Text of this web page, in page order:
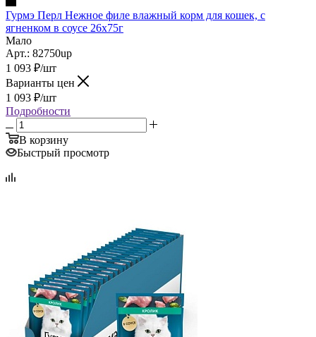
Гурмэ Перл Нежное филе влажный корм для кошек, с
ягненком в соусе 26х75г
Мало
Арт.: 82750up
1 093 ₽/шт
Варианты цен
1 093 ₽/шт
Подробности
В корзину
Быстрый просмотр